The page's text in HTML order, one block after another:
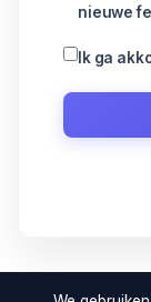
nieuwe
Ik ga